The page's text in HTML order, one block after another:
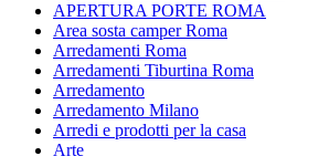
APERTURA PORTE ROMA
Area sosta camper Roma
Arredamenti Roma
Arredamenti Tiburtina Roma
Arredamento
Arredamento Milano
Arredi e prodotti per la casa
Arte